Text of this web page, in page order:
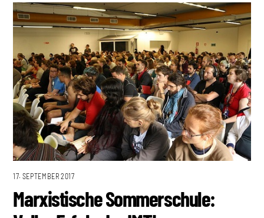
17. SEPTEMBER 2017
Marxistische Sommerschule: